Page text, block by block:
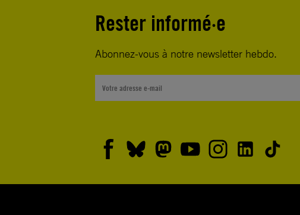
Rester informé·e
Abonnez-vous à notre newsletter hebdo.